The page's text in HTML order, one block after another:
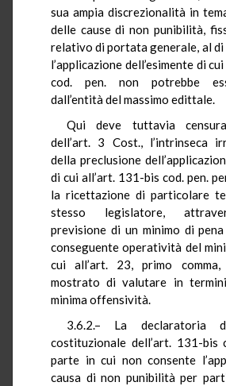
sua ampia discrezionalità in
delle cause di non punibilità,
relativo di portata generale, al
l’applicazione dell’esimente di
cod. pen. non potrebbe
dall’entità del massimo edittale.
Qui deve tuttavia
dell’art. 3 Cost., l’intrinseca
della preclusione
di cui all’art. 131-bis cod. pen.
la ricettazione di particolare
stesso legislatore,
previsione di un minimo di
conseguente operatività del
cui all’art. 23, primo
mostrato di valutare in
minima offensività.
3.6.2.– La declaratoria
costituzionale dell’art. 131-bis
parte in cui non consente
causa di non punibilità per